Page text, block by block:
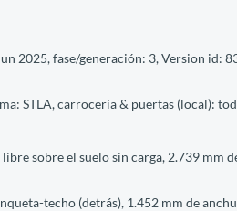
2025, fase/generación: 3, Version id:
STLA, carrocería & puertas (local):
sobre el suelo sin carga, 2.739 mm
techo (detrás), 1.452 mm de